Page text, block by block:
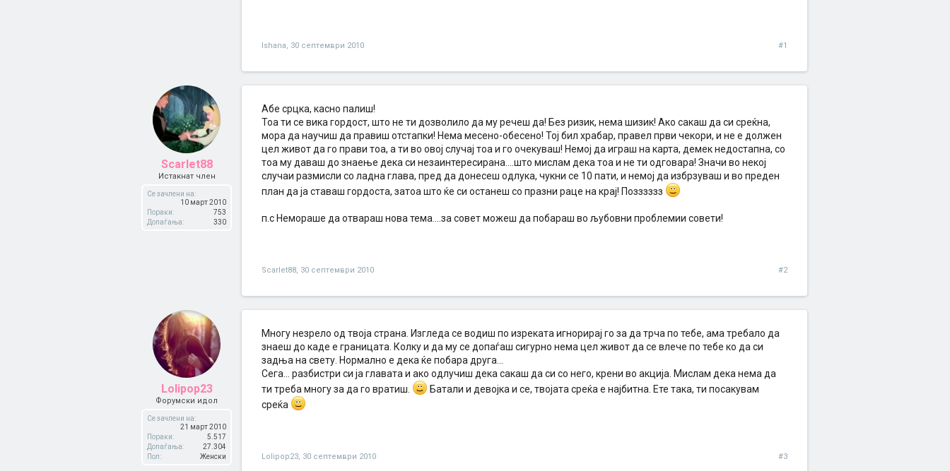
Ishana, 30 септември 2010 #1
Scarlet88
Истакнат член
Се зачлени на:
10 март 2010
Пораки:
753
Допаѓања:
330
Абе срцка, касно палиш!
Тоа ти се вика гордост, што не ти дозволило да му речеш да! Без ризик, нема шизик! Ако сакаш да си среќна,
мора да научиш да правиш отстапки! Нема месено-обесено! Тој бил храбар, правел први чекори, и не е должен
цел живот да го прави тоа, а ти во овој случај тоа и го очекуваш! Немој да играш на карта, демек недостапна, со
тоа му даваш до знаење дека си незаинтересирана....што мислам дека тоа и не ти одговара! Значи во некој
случаи размисли со ладна глава, пред да донесеш одлука, чукни се 10 пати, и немој да избрзуваш и во преден
план да ја ставаш гордоста, затоа што ќе си останеш со празни раце на крај! Позззззз
п.с Немораше да отвараш нова тема....за совет можеш да побараш во љубовни проблемии совети!
Scarlet88, 30 септември 2010 #2
Lolipop23
Форумски идол
Се зачлени на:
21 март 2010
Пораки:
5.517
Допаѓања:
27.304
Пол:
Женски
Многу незрело од твоја страна. Изгледа се водиш по изреката игнорирај го за да трча по тебе, ама требало да
знаеш до каде е границата. Колку и да му се допаѓаш сигурно нема цел живот да се влече по тебе ко да си
задња на свету. Нормално е дека ќе побара друга...
Сега... разбистри си ја главата и ако одлучиш дека сакаш да си со него, крени во акција. Мислам дека нема да
ти треба многу за да го вратиш.
Батали и девојка и се, твојата среќа е најбитна. Ете така, ти посакувам
среќа
Lolipop23, 30 септември 2010 #3